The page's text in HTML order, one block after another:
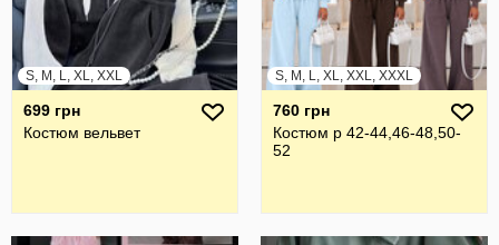
S, M, L, XL, XXL
699 грн
Костюм вельвет
S, M, L, XL, XXL, XXXL
760 грн
Костюм р 42-44,46-48,50-
52